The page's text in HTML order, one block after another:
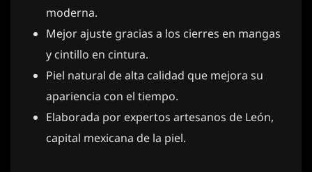
moderna.
Mejor ajuste gracias a los cierres en mangas
y cintillo en cintura.
Piel natural de alta calidad que mejora su
apariencia con el tiempo.
Elaborada por expertos artesanos de León,
capital mexicana de la piel.